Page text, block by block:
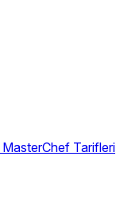
MasterChef Tarifleri